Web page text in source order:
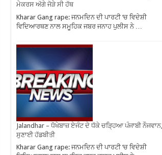
ਮੇਕਰਸ ਅੱਗੇ ਜੋੜੇ ਸੀ ਹੱਥ
Kharar Gang rape: ਜਨਮਦਿਨ ਦੀ ਪਾਰਟੀ ‘ਚ ਵਿਦੇਸ਼ੀ
ਵਿਦਿਆਰਥਣ ਨਾਲ ਸਮੂਹਿਕ ਜਬਰ ਜਨਾਹ ਪੁਲੀਸ ਨੇ …
Jalandhar – ਧੋਖੇਬਾਜ਼ ਏਜੰਟ ਦੇ ਧੱਕੇ ਚੜ੍ਹਿਆ ਪੰਜਾਬੀ ਨੌਜਵਾਨ,
ਸੁਣਾਈ ਹੱਡਬੀਤੀ
Kharar Gang rape: ਜਨਮਦਿਨ ਦੀ ਪਾਰਟੀ ‘ਚ ਵਿਦੇਸ਼ੀ